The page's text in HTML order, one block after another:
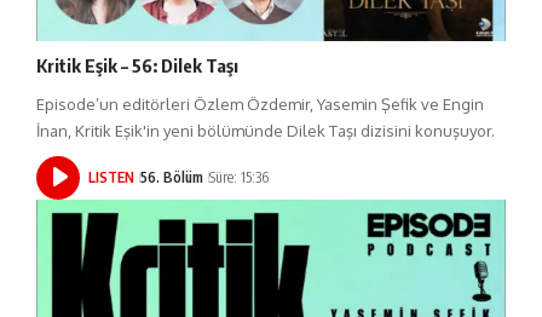
Kritik Eşik – 56: Dilek Taşı
Episode’un editörleri Özlem Özdemir, Yasemin Şefik ve Engin
İnan, Kritik Eşik'in yeni bölümünde Dilek Taşı dizisini konuşuyor.
LISTEN 56. Bölüm Süre: 15:36